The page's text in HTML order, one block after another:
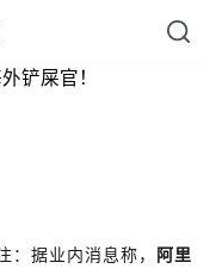
铲屎官！
据业内消息称， 阿里